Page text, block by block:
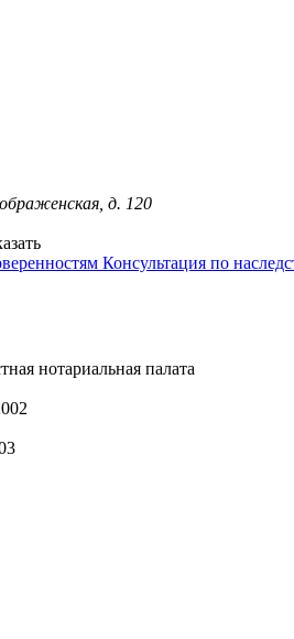
д. 120
Консультация по
нотариальная палата